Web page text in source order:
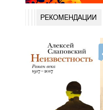
РЕКОМЕНДАЦИИ